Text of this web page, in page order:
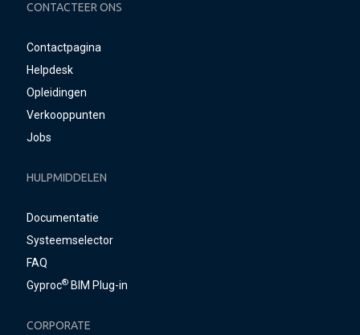
CONTACTEER ONS
Contactpagina
Helpdesk
Opleidingen
Verkooppunten
Jobs
HULPMIDDELEN
Documentatie
Systeemselector
FAQ
Gyproc® BIM Plug-in
CORPORATE